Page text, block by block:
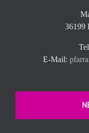
36199
E-Mail: